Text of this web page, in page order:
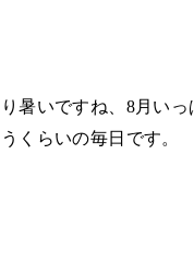
暑いですね、 8月いっ
くらいの毎日です。